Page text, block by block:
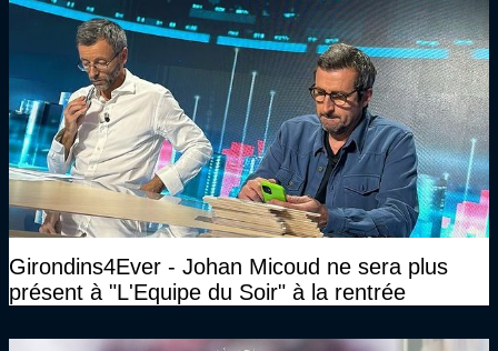
Girondins4Ever - Johan Micoud ne sera plus
présent à "L'Equipe du Soir" à la rentrée